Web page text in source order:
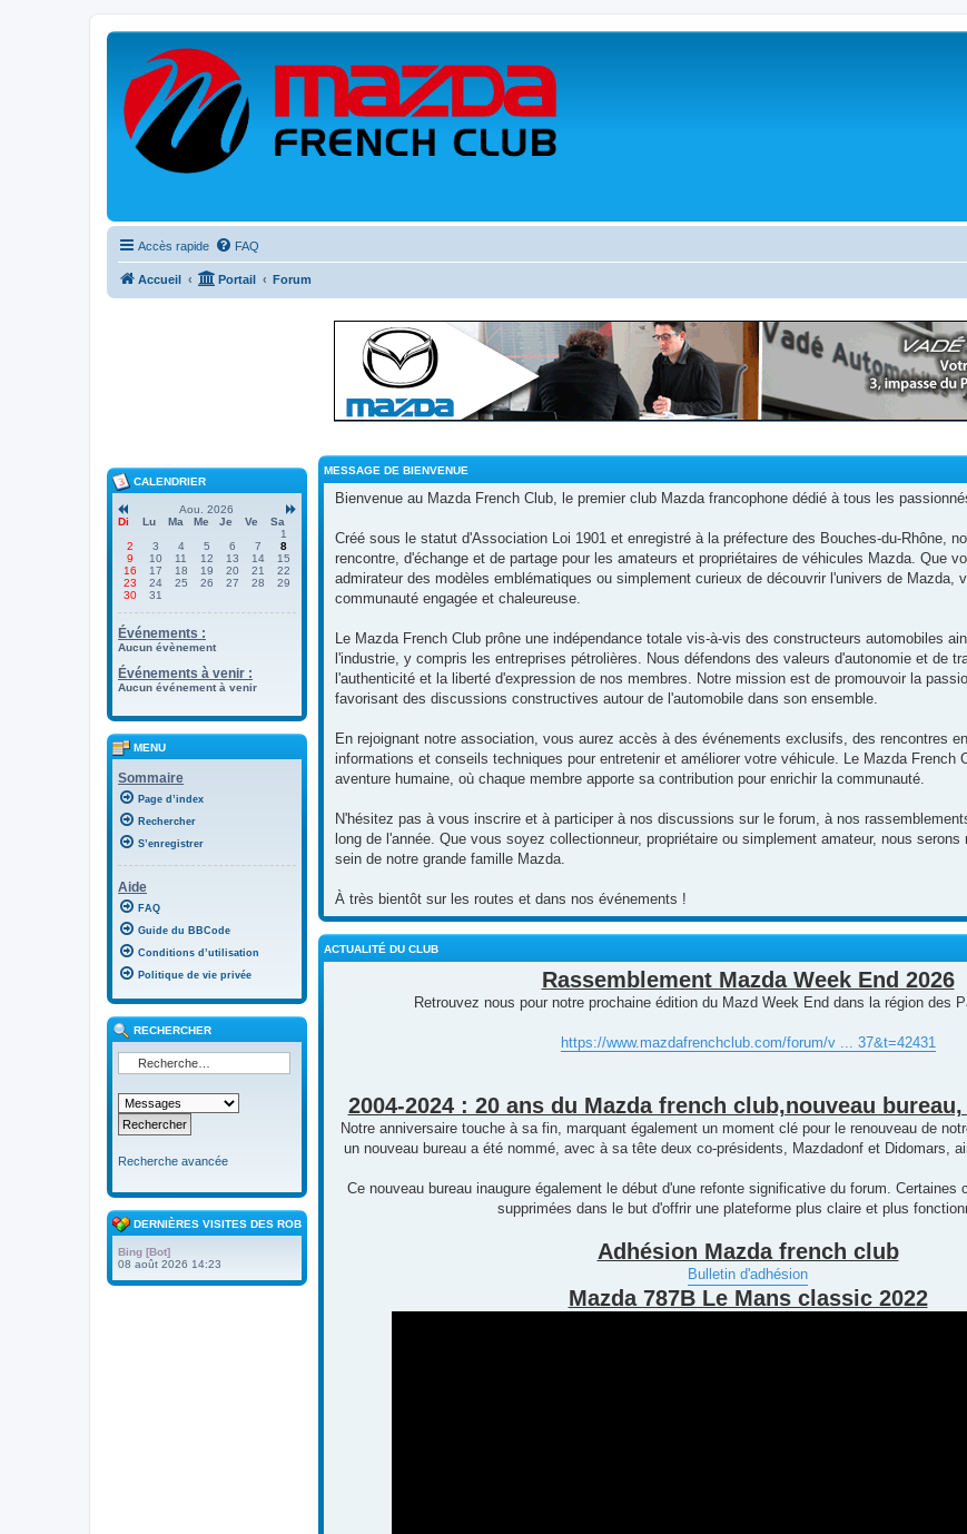
Accès rapide FAQ
Accueil Portail Forum
MESSAGE DE BIENVENUE
Bienvenue au Mazda French Club, le premier club Mazda francophone dédié à tous les
Créé sous le statut d'Association Loi 1901 et enregistré à la préfecture des Bouches-du-Rhône,
rencontre, d'échange et de partage pour les amateurs et propriétaires de véhicules Mazda. Que
admirateur des modèles emblématiques ou simplement curieux de découvrir l'univers de Mazda,
communauté engagée et chaleureuse.
Le Mazda French Club prône une indépendance totale vis-à-vis des constructeurs automobiles
l'industrie, y compris les entreprises pétrolières. Nous défendons des valeurs d'autonomie et de
l'authenticité et la liberté d'expression de nos membres. Notre mission est de promouvoir la
favorisant des discussions constructives autour de l'automobile dans son ensemble.
En rejoignant notre association, vous aurez accès à des événements exclusifs, des rencontres
informations et conseils techniques pour entretenir et améliorer votre véhicule. Le Mazda French
aventure humaine, où chaque membre apporte sa contribution pour enrichir la communauté.
N'hésitez pas à vous inscrire et à participer à nos discussions sur le forum, à nos
long de l'année. Que vous soyez collectionneur, propriétaire ou simplement amateur, nous
sein de notre grande famille Mazda.
À très bientôt sur les routes et dans nos événements !
ACTUALITÉ DU CLUB
Rassemblement Mazda Week End 2026
Retrouvez nous pour notre prochaine édition du Mazd Week End dans la région des
https://www.mazdafrenchclub.com/forum/v ... 37&t=42431
2004-2024 : 20 ans du Mazda french club,nouveau
Notre anniversaire touche à sa fin, marquant également un moment clé pour le renouveau de
un nouveau bureau a été nommé, avec à sa tête deux co-présidents, Mazdadonf et Didomars,
Ce nouveau bureau inaugure également le début d'une refonte significative du forum. Certaines
supprimées dans le but d'offrir une plateforme plus claire et plus
Adhésion Mazda french club
Bulletin d'adhésion
Mazda 787B Le Mans classic 2022
CALENDRIER
Aou. 2026
Di
Lu Ma Me Je Ve
Sa
1
2
3 4 5 6 7
8
9
10 11 12 13 14
15
16
17 18 19 20 21
22
23
24 25 26 27 28
29
30
31
Événements :
Aucun évènement
Événements à venir :
Aucun événement à venir
MENU
Sommaire
Page d’index
Rechercher
S’enregistrer
Aide
FAQ
Guide du BBCode
Conditions d’utilisation
Politique de vie privée
RECHERCHER
Recherche avancée
DERNIÈRES VISITES DES ROBOTS
Bing [Bot]
08 août 2026 14:23